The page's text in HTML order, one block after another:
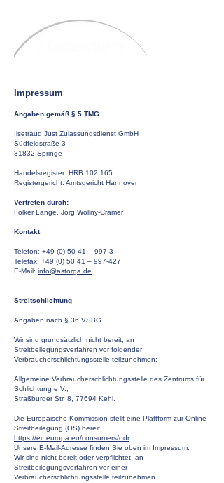
Impressum
Angaben gemäß § 5 TMG
Ilsetraud Just Zulassungsdienst GmbH
Südfeldstraße 3
31832 Springe
Handelsregister: HRB 102 165
Registergericht: Amtsgericht Hannover
Vertreten durch:
Folker Lange, Jörg Wollny-Cramer
Kontakt
Telefon: +49 (0) 50 41 – 997-3
Telefax: +49 (0) 50 41 – 997-427
E-Mail: info@astorga.de
Streitschlichtung
Angaben nach § 36 VSBG
Wir sind grundsätzlich nicht bereit, an
Streitbeilegungsverfahren vor folgender
Verbraucherschlichtungsstelle teilzunehmen:
Allgemeine Verbraucherschlichtungsstelle des Zentrums für
Schlichtung e.V.,
Straßburger Str. 8, 77694 Kehl.
Die Europäische Kommission stellt eine Plattform zur Online-
Streitbeilegung (OS) bereit:
https://ec.europa.eu/consumers/odr.
Unsere E-Mail-Adresse finden Sie oben im Impressum.
Wir sind nicht bereit oder verpflichtet, an
Streitbeilegungsverfahren vor einer
Verbraucherschlichtungsstelle teilzunehmen.